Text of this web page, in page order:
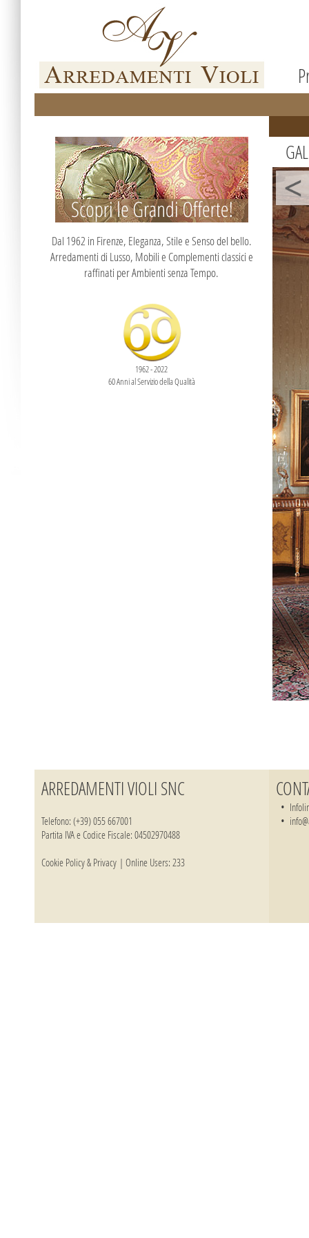
Dal 1962 in Firenze, Eleganza, Stile e Senso del bello.
Arredamenti di Lusso, Mobili e Complementi classici e
raffinati per Ambienti senza Tempo.
1962 - 2022
60 Anni al Servizio della Qualità
ARREDAMENTI VIOLI SNC
Telefono: (+39) 055 667001
Partita IVA e Codice Fiscale: 04502970488
Cookie Policy & Privacy | Online Users: 233
•
•